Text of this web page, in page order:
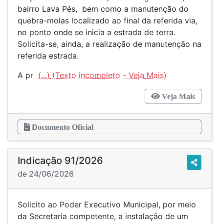
bairro Lava Pés, bem como a manutenção do
quebra-molas localizado ao final da referida via,
no ponto onde se inicia a estrada de terra.
Solicita-se, ainda, a realização de manutenção na
referida estrada.
A pr (...)
Veja Mais
Documento Oficial
Indicação 91/2026
de 24/06/2026
Solicito ao Poder Executivo Municipal, por meio
da Secretaria competente, a instalação de um